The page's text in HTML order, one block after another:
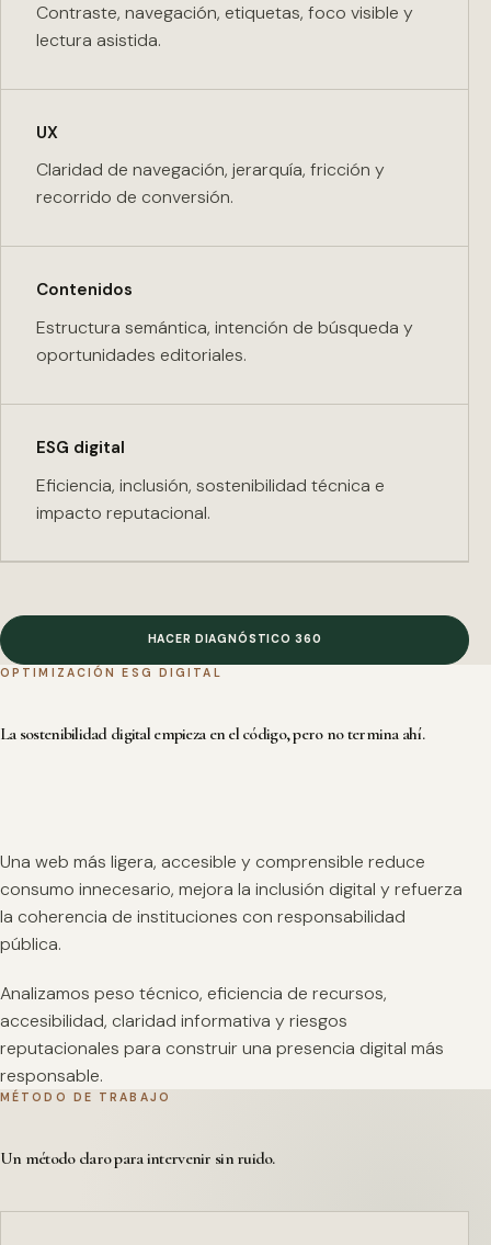
Contraste, navegación, etiquetas, foco visible y
lectura asistida.
UX
Claridad de navegación, jerarquía, fricción y
recorrido de conversión.
Contenidos
Estructura semántica, intención de búsqueda y
oportunidades editoriales.
ESG digital
Eficiencia, inclusión, sostenibilidad técnica e
impacto reputacional.
HACER DIAGNÓSTICO 360
OPTIMIZACIÓN ESG DIGITAL
La sostenibilidad digital empieza en el código, pero no termina ahí.
Una web más ligera, accesible y comprensible reduce
consumo innecesario, mejora la inclusión digital y refuerza
la coherencia de instituciones con responsabilidad
pública.
Analizamos peso técnico, eficiencia de recursos,
accesibilidad, claridad informativa y riesgos
reputacionales para construir una presencia digital más
responsable.
MÉTODO DE TRABAJO
Un método claro para intervenir sin ruido.